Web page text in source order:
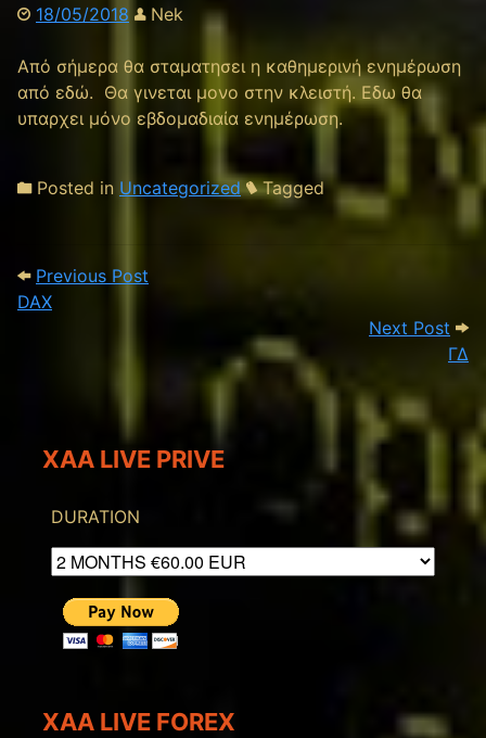
18/05/2018 Nek
Από σήμερα θα σταματησει η καθημερινή ενημέρωση
από εδώ. Θα γινεται μονο στην κλειστή. Εδω θα
υπαρχει μόνο εβδομαδιαία ενημέρωση.
Posted in Uncategorized Tagged
Post navigation
Previous Post
DAX
Next Post
ΓΔ
XAA LIVE PRIVE
DURATION
XAA LIVE FOREX